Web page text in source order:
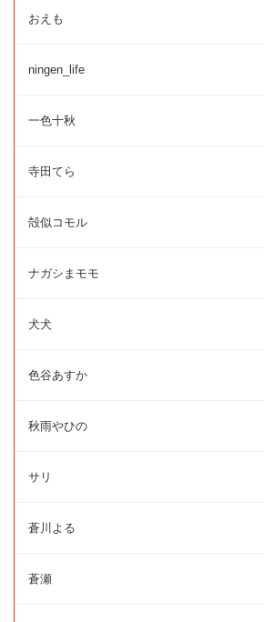
おえも
ningen_life
一色十秋
寺田てら
殻似コモル
ナガシまモモ
犬犬
色谷あすか
秋雨やひの
サリ
蒼川よる
蒼瀬